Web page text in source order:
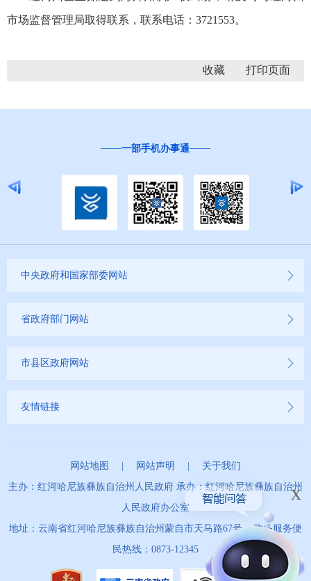
市场监督管理局取得联系，联系电话：3721553。
收藏
一部手机办事通
中央政府和国家部委网站
省政府部门网站
市县区政府网站
友情链接
网站地图 网站声明
关于我们
主办：红河哈尼族彝族自治州人民政府 承办：红河哈尼族彝族自治州
人民政府办公室
地址：云南省红河哈尼族彝族自治州蒙自市天马路67号 政务服务便
民热线：0873-12345
x